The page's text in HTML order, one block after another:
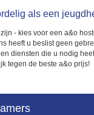
als een
- kies voor een a&o
heeft u beslist geen
diensten die u nodig
tegen de beste a&o prijs!